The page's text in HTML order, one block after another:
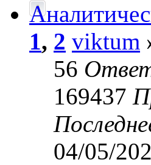
1, 2 viktum
56
169437
04/05/